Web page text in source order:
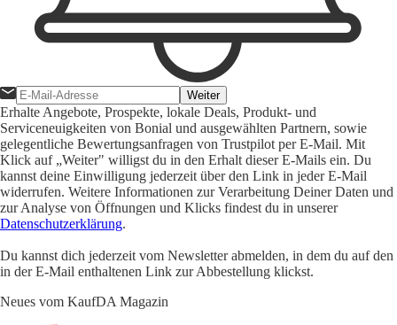
Weiter
Erhalte Angebote, Prospekte, lokale Deals, Produkt- und
Serviceneuigkeiten von Bonial und ausgewählten Partnern, sowie
gelegentliche Bewertungsanfragen von Trustpilot per E-Mail. Mit
Klick auf „Weiter" willigst du in den Erhalt dieser E-Mails ein. Du
kannst deine Einwilligung jederzeit über den Link in jeder E-Mail
widerrufen. Weitere Informationen zur Verarbeitung Deiner Daten und
zur Analyse von Öffnungen und Klicks findest du in unserer
Datenschutzerklärung.
Du kannst dich jederzeit vom Newsletter abmelden, in dem du auf den
in der E-Mail enthaltenen Link zur Abbestellung klickst.
Neues vom KaufDA Magazin